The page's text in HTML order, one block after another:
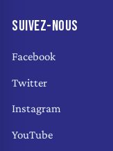
SUIVEZ-NOUS
Facebook
Twitter
Instagram
YouTube